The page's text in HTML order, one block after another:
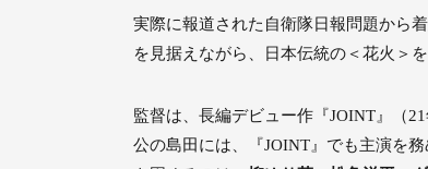
実際に報道された自衛隊日報問題から
を見据えながら、日本伝統の＜花火＞
監督は、長編デビュー作『JOINT』（
公の島田には、『JOINT』でも主演を